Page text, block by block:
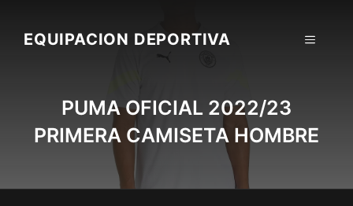
contentEQUIPACION DEPORTIVA MENU
PUMA OFICIAL 2022/23
PRIMERA CAMISETA HOMBRE